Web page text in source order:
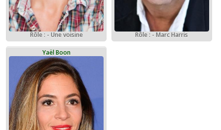
Rôle : - Une voisine Rôle : - Marc Harris
Yaël Boon